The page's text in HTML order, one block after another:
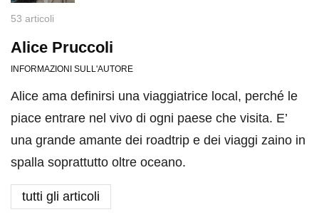
53 articoli
Alice Pruccoli
INFORMAZIONI SULL'AUTORE
Alice ama definirsi una viaggiatrice local, perché le
piace entrare nel vivo di ogni paese che visita. E’
una grande amante dei roadtrip e dei viaggi zaino in
spalla soprattutto oltre oceano.
tutti gli articoli